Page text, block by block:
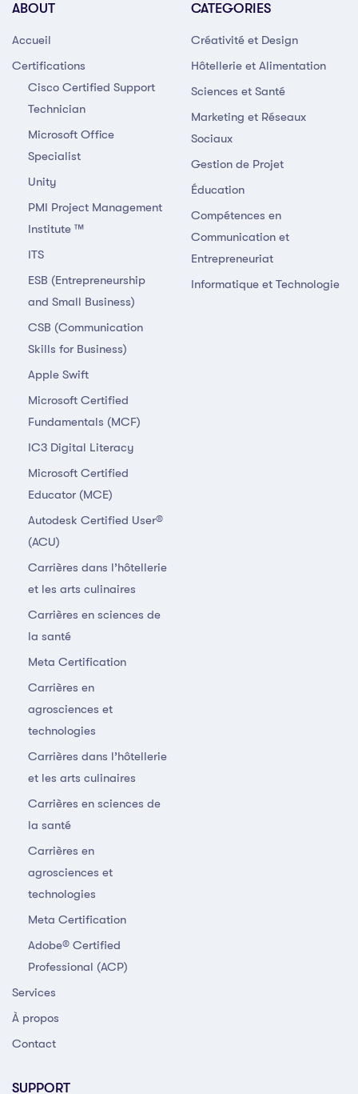
ABOUT
Accueil
Certifications
Cisco Certified Support
Technician
Microsoft Office
Specialist
Unity
PMI Project Management
Institute ™
ITS
ESB (Entrepreneurship
and Small Business)
CSB (Communication
Skills for Business)
Apple Swift
Microsoft Certified
Fundamentals (MCF)
IC3 Digital Literacy
Microsoft Certified
Educator (MCE)
Autodesk Certified User®
(ACU)
Carrières dans l’hôtellerie
et les arts culinaires
Carrières en sciences de
la santé
Meta Certification
Carrières en
agrosciences et
technologies
Carrières dans l’hôtellerie
et les arts culinaires
Carrières en sciences de
la santé
Carrières en
agrosciences et
technologies
Meta Certification
Adobe® Certified
Professional (ACP)
Services
À propos
Contact
CATEGORIES
Créativité et Design
Hôtellerie et Alimentation
Sciences et Santé
Marketing et Réseaux
Sociaux
Gestion de Projet
Éducation
Compétences en
Communication et
Entrepreneuriat
Informatique et Technologie
SUPPORT